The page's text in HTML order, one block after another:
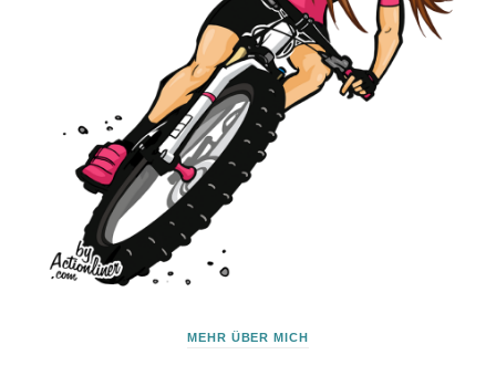
MEHR ÜBER MICH